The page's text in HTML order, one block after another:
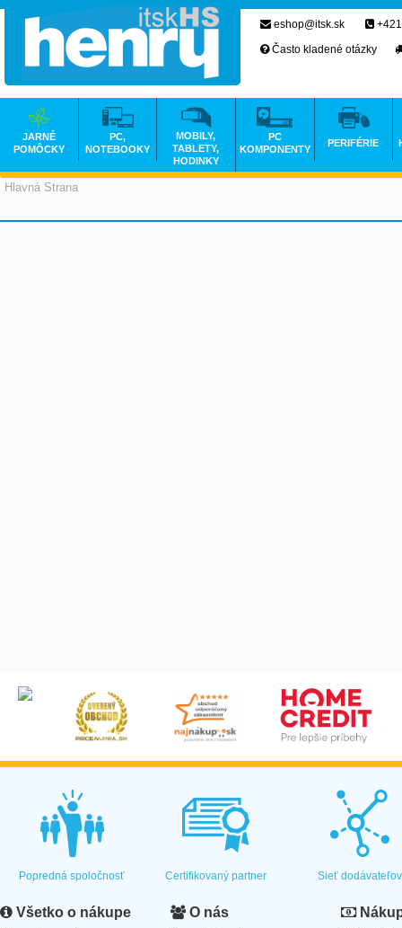
Hlavná Strana
eshop@itsk.sk
Často kladené otázky
JARNÉ
POMÔCKY
PC,
NOTEBOOKY
MOBILY,
TABLETY,
HODINKY
PC
KOMPONENTY
PERIFÉRIE
Popredná spoločnosť Certifikovaný partner Sieť dodávateľov
Všetko o nákupe O nás